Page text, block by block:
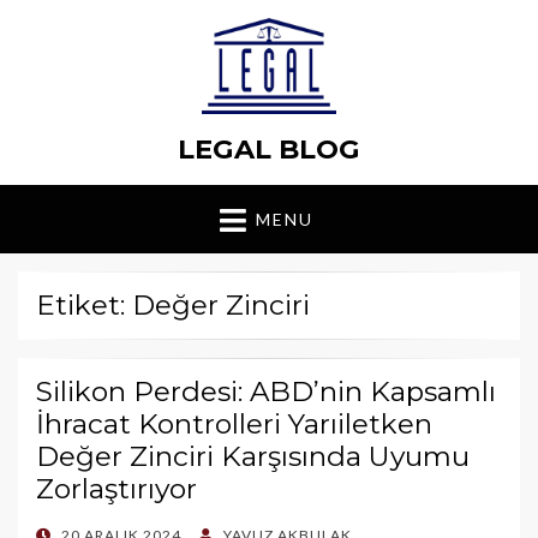
LEGAL BLOG
MENU
Etiket: Değer Zinciri
Silikon Perdesi: ABD’nin Kapsamlı
İhracat Kontrolleri Yarıiletken
Değer Zinciri Karşısında Uyumu
Zorlaştırıyor